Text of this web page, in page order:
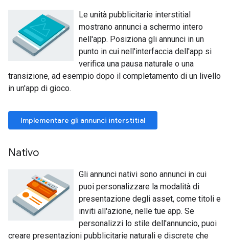
Le unità pubblicitarie interstitial
mostrano annunci a schermo intero
nell'app. Posiziona gli annunci in un
punto in cui nell'interfaccia dell'app si
verifica una pausa naturale o una
transizione, ad esempio dopo il completamento di un livello
in un'app di gioco.
Implementare gli annunci interstitial
Nativo
Gli annunci nativi sono annunci in cui
puoi personalizzare la modalità di
presentazione degli asset, come titoli e
inviti all'azione, nelle tue app. Se
personalizzi lo stile dell'annuncio, puoi
creare presentazioni pubblicitarie naturali e discrete che